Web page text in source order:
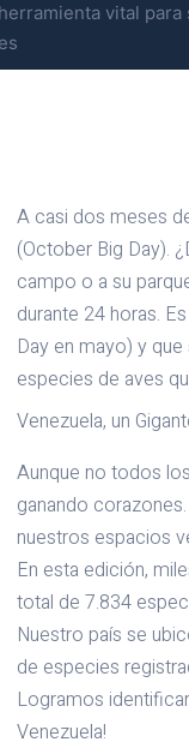
vital para
A casi dos meses
(October Big Day).
campo o a su
durante 24 horas.
Day en mayo) y
especies de aves
Venezuela, un
Aunque no todos
ganando
nuestros espacios
En esta edición,
total de 7.834
Nuestro país se
de especies
Logramos
Venezuela!